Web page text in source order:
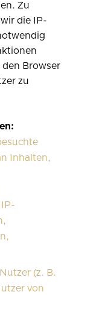
Zu
die IP-
Browser
zu
Inhalten,
Nutzer (z. B.
von